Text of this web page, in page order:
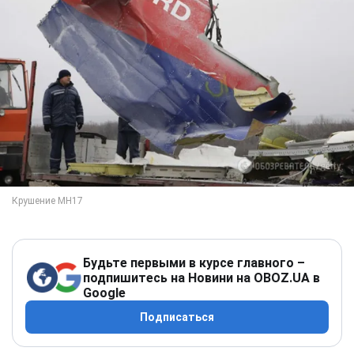
Будьте первыми в курсе главного –
подпишитесь на Новини на OBOZ.UA в
Google
Подписаться